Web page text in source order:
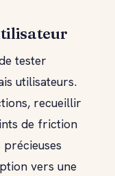
tester
utilisateurs.
recueillir
de friction
vers une